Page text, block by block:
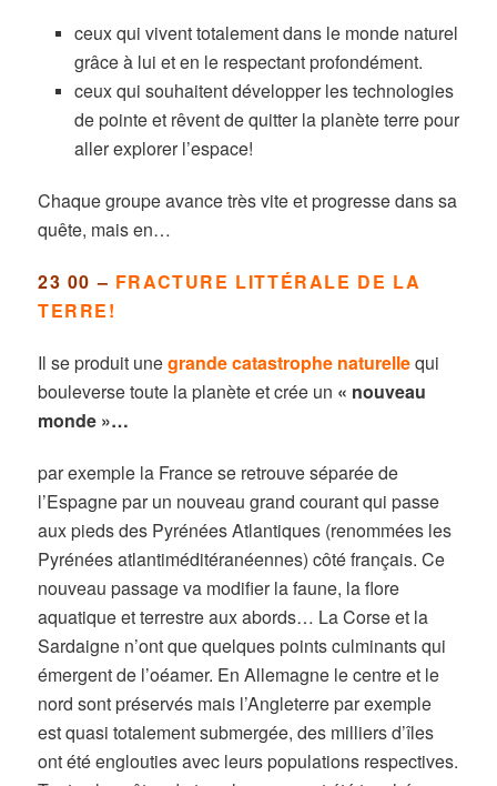
ceux qui vivent totalement dans le monde naturel
grâce à lui et en le respectant profondément.
ceux qui souhaitent développer les technologies
de pointe et rêvent de quitter la planète terre pour
aller explorer l’espace!
Chaque groupe avance très vite et progresse dans sa
quête, mais en…
23 00 – FRACTURE LITTÉRALE DE LA
TERRE!
Il se produit unegrande catastrophe naturellequi
bouleverse toute la planète et crée un « nouveau
monde »…
par exemple la France se retrouve séparée de
l’Espagne par un nouveau grand courant qui passe
aux pieds des Pyrénées Atlantiques (renommées les
Pyrénées atlantiméditéranéennes) côté français. Ce
nouveau passage va modifier la faune, la flore
aquatique et terrestre aux abords… La Corse et la
Sardaigne n’ont que quelques points culminants qui
émergent de l’oéamer. En Allemagne le centre et le
nord sont préservés mais l’Angleterre par exemple
est quasi totalement submergée, des milliers d’îles
ont été englouties avec leurs populations respectives.